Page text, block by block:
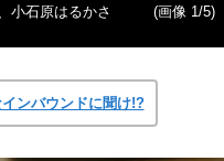
小石原はるかさ
(画像 1/5)
ンバウンドに聞け!?